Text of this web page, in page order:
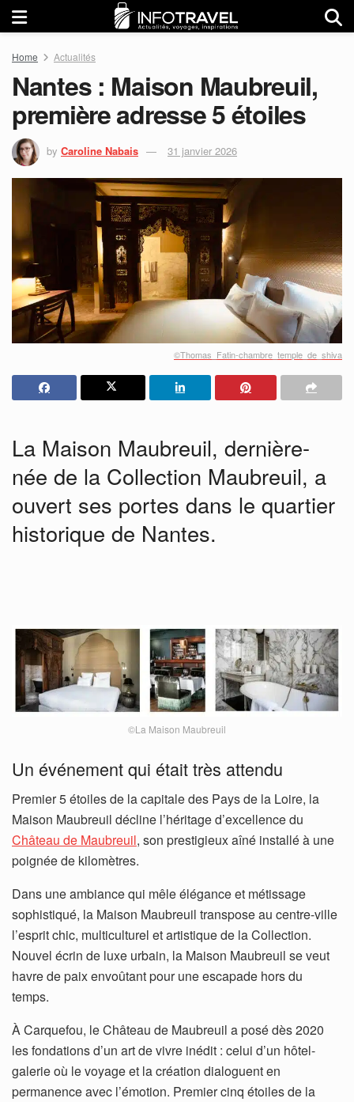
Home Actualités
Nantes : Maison Maubreuil,
première adresse 5 étoiles
by Caroline Nabais 31 janvier 2026
©Thomas_Fatin-chambre_temple_de_shiva
La Maison Maubreuil, dernière-
née de la Collection Maubreuil, a
ouvert ses portes dans le quartier
historique de Nantes.
©La Maison Maubreuil
Un événement qui était très attendu
Premier 5 étoiles de la capitale des Pays de la Loire, la
Maison Maubreuil décline l’héritage d’excellence du
Château de Maubreuil, son prestigieux aîné installé à une
poignée de kilomètres.
Dans une ambiance qui mêle élégance et métissage
sophistiqué, la Maison Maubreuil transpose au centre-ville
l’esprit chic, multiculturel et artistique de la Collection.
Nouvel écrin de luxe urbain, la Maison Maubreuil se veut
havre de paix envoûtant pour une escapade hors du
temps.
À Carquefou, le Château de Maubreuil a posé dès 2020
les fondations d’un art de vivre inédit : celui d’un hôtel-
galerie où le voyage et la création dialoguent en
permanence avec l’émotion. Premier cinq étoiles de la